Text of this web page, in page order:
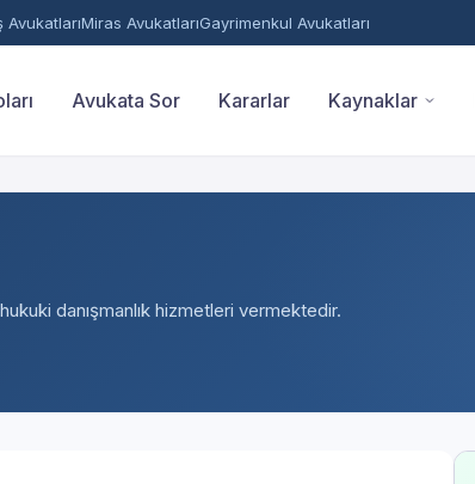
AvukatlarıMiras AvukatlarıGayrimenkul Avukatları
Avukata Sor Kararlar Kaynaklar
danışmanlık hizmetleri vermektedir.